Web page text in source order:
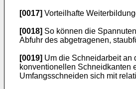
[0017] Vorteilhafte
[0018] So können die
Abfuhr des abgetragenen,
[0019] Um die Schneidarbeit an
konventionellen Schneidkanten
Umfangsschneiden sich mit